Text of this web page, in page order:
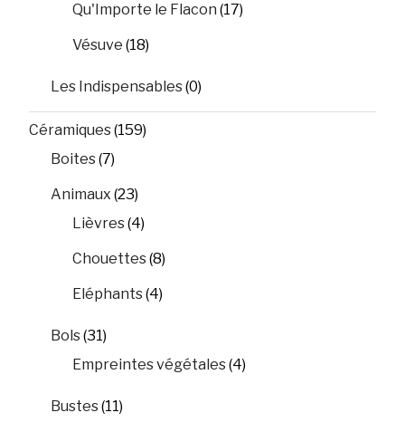
Qu'Importe le Flacon (17)
Vésuve (18)
Les Indispensables(0)
Céramiques(159)
Boites(7)
Animaux (23)
Lièvres(4)
Chouettes(8)
Eléphants(4)
Bols(31)
Empreintes végétales(4)
Bustes(11)